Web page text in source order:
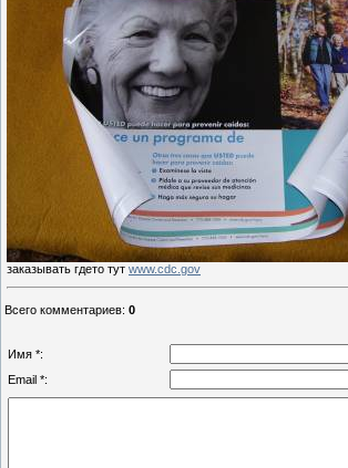
заказывать гдето тут www.cdc.gov
Всего комментариев: 0
Имя *:
Email *: